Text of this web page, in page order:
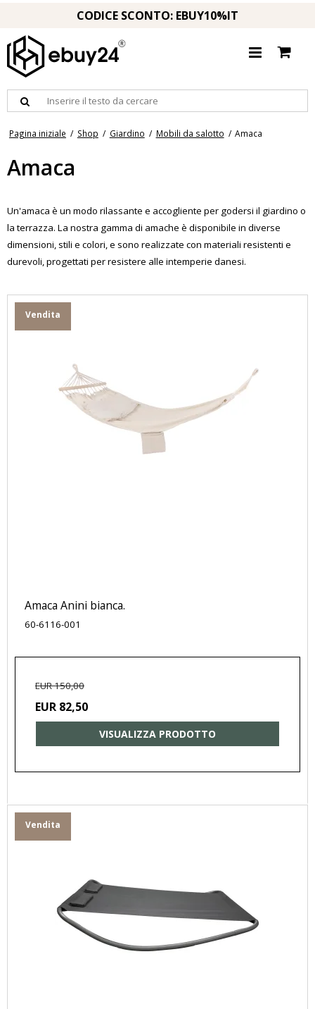
CODICE SCONTO: EBUY10%IT
Pagina iniziale / Shop / Giardino / Mobili da salotto / Amaca
Amaca
Un'amaca è un modo rilassante e accogliente per godersi il giardino o
la terrazza. La nostra gamma di amache è disponibile in diverse
dimensioni, stili e colori, e sono realizzate con materiali resistenti e
durevoli, progettati per resistere alle intemperie danesi.
Vendita
Amaca Anini bianca.
60-6116-001
EUR 150,00
EUR 82,50
VISUALIZZA PRODOTTO
Vendita